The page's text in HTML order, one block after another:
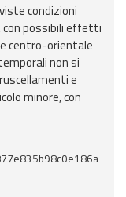
condizioni
con possibili effetti
centro-orientale
non si
e
minore, con